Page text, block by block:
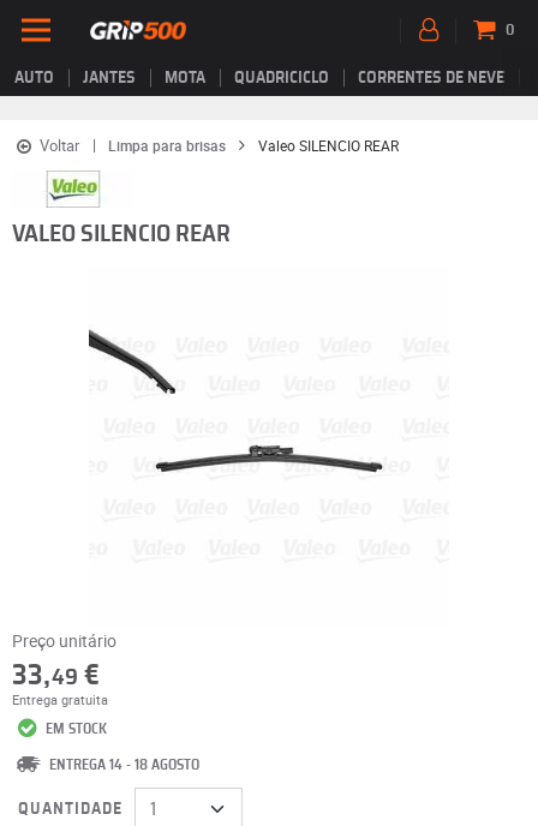
AUTO JANTES MOTA QUADRICICLO CORRENTES DE NEVE
0
Voltar Limpa para brisas Valeo SILENCIO REAR
VALEO SILENCIO REAR
Preço unitário
33,49 €
Entrega gratuita
EM STOCK
ENTREGA 14 - 18 AGOSTO
QUANTIDADE